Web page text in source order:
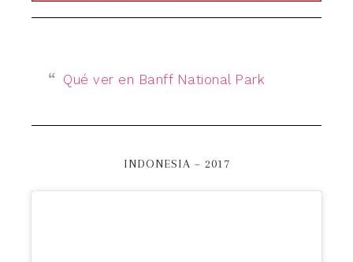
Qué ver en Banff National Park
INDONESIA – 2017